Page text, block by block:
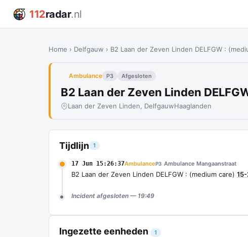
112radar.nl
Home › Delfgauw › B2 Laan der Zeven Linden DELFGW :
Ambulance P3 Afgesloten
B2 Laan der Zeven Linden
Laan der Zeven Linden, DelfgauwHaaglanden
Tijdlijn 1
17 Jun 15:26:37AmbulanceP3 Ambulance Mangaanstraat
B2 Laan der Zeven Linden DELFGW : (medium care)
Incident afgesloten — 19:49
Ingezette eenheden 1